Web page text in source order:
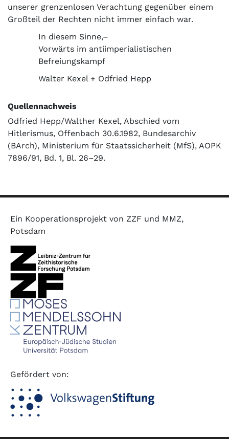
unserer grenzenlosen Verachtung gegenüber einem
Großteil der Rechten nicht immer einfach war.
In diesem Sinne,–
Vorwärts im antiimperialistischen
Befreiungskampf
Walter Kexel + Odfried Hepp
Quellennachweis
Odfried Hepp/Walther Kexel, Abschied vom
Hitlerismus, Offenbach 30.6.1982, Bundesarchiv
(BArch), Ministerium für Staatssicherheit (MfS), AOPK
7896/91, Bd. 1, Bl. 26–29.
Ein Kooperationsprojekt von ZZF und MMZ,
Potsdam
Gefördert von: